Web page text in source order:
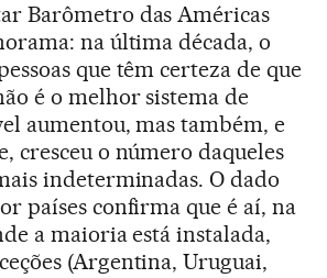
Barômetro das Américas
na última década, o
que têm certeza de que
é o melhor sistema de
aumentou, mas também, e
cresceu o número daqueles
indeterminadas. O dado
países confirma que é aí, na
a maioria está instalada,
(Argentina, Uruguai,